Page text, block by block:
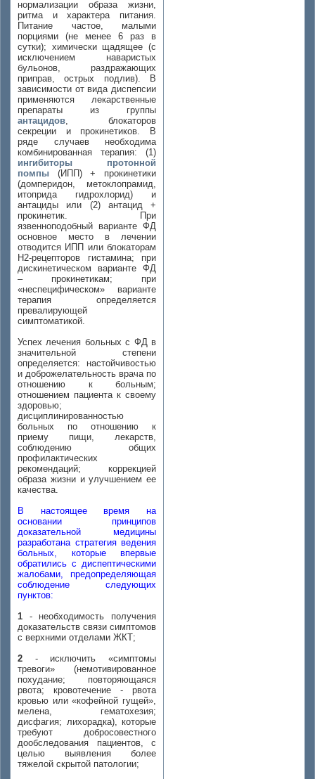
нормализации образа жизни,
ритма и характера питания.
Питание частое, малыми
порциями (не менее 6 раз в
сутки); химически щадящее (с
исключением наваристых
бульонов, раздражающих
приправ, острых подлив). В
зависимости от вида диспепсии
применяются лекарственные
препараты из группы
антацидов, блокаторов
секреции и прокинетиков. В
ряде случаев необходима
комбинированная терапия: (1)
ингибиторы протонной
помпы (ИПП) + прокинетики
(домперидон, метоклопрамид,
итоприда гидрохлорид) и
антациды или (2) антацид +
прокинетик. При
язвенноподобный варианте ФД
основное место в лечении
отводится ИПП или блокаторам
H2-рецепторов гистамина; при
дискинетическом варианте ФД
– прокинетикам; при
«неспецифическом» варианте
терапия определяется
превалирующей
симптоматикой.
Успех лечения больных с ФД в
значительной степени
определяется: настойчивостью
и доброжелательность врача по
отношению к больным;
отношением пациента к своему
здоровью;
дисциплинированностью
больных по отношению к
приему пищи, лекарств,
соблюдению общих
профилактических
рекомендаций; коррекцией
образа жизни и улучшением ее
качества.
В настоящее время на
основании принципов
доказательной медицины
разработана стратегия ведения
больных, которые впервые
обратились с диспептическими
жалобами, предопределяющая
соблюдение следующих
пунктов:
1 - необходимость получения
доказательств связи симптомов
с верхними отделами ЖКТ;
2 - исключить «симптомы
тревоги» (немотивированное
похудание; повторяющаяся
рвота; кровотечение - рвота
кровью или «кофейной гущей»,
мелена, гематохезия;
дисфагия; лихорадка), которые
требуют добросовестного
дообследования пациентов, с
целью выявления более
тяжелой скрытой патологии;